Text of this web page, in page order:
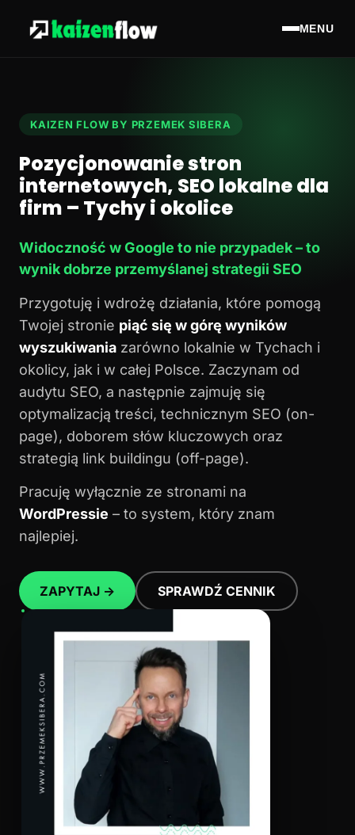
MENU
KAIZEN FLOW BY PRZEMEK SIBERA
Pozycjonowanie stron
internetowych, SEO lokalne dla
firm – Tychy i okolice
Widoczność w Google to nie przypadek – to
wynik dobrze przemyślanej strategii SEO
Przygotuję i wdrożę działania, które pomogą
Twojej stronie piąć się w górę wyników
wyszukiwania zarówno lokalnie w Tychach i
okolicy, jak i w całej Polsce. Zaczynam od
audytu SEO, a następnie zajmuję się
optymalizacją treści, technicznym SEO (on-
page), doborem słów kluczowych oraz
strategią link buildingu (off-page).
Pracuję wyłącznie ze stronami na
WordPressie – to system, który znam
najlepiej.
ZAPYTAJ → SPRAWDŹ CENNIK